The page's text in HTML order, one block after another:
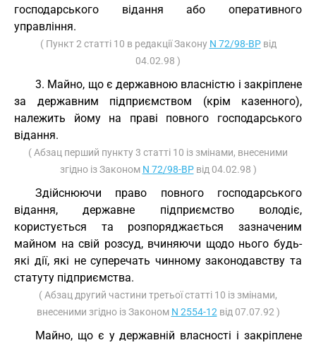
господарського відання або оперативного
управління.
( Пункт 2 статті 10 в редакції Закону N 72/98-ВРвід
04.02.98 )
3. Майно, що є державною власністю і закріплене
за державним підприємством (крім казенного),
належить йому на праві повного господарського
відання.
( Абзац перший пункту 3 статті 10 із змінами, внесеними
згідно із Законом N 72/98-ВРвід 04.02.98 )
Здійснюючи право повного господарського
відання, державне підприємство володіє,
користується та розпоряджається зазначеним
майном на свій розсуд, вчиняючи щодо нього будь-
які дії, які не суперечать чинному законодавству та
статуту підприємства.
( Абзац другий частини третьої статті 10 із змінами,
внесеними згідно із Законом N 2554-12 від 07.07.92 )
Майно, що є у державній власності і закріплене